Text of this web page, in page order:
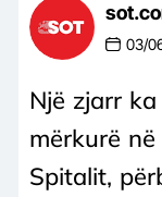
03/
Një zjarr
mërkurë
Spitalit,